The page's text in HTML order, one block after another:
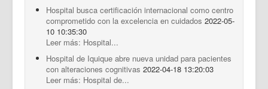
Hospital busca certificación internacional como centro
comprometido con la excelencia en cuidados 2022-05-
10 10:35:30
Leer más: Hospital...
Hospital de Iquique abre nueva unidad para pacientes
con alteraciones cognitivas 2022-04-18 13:20:03
Leer más: Hospital de...